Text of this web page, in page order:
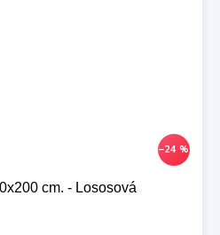
–24 %
cm. - Lososová